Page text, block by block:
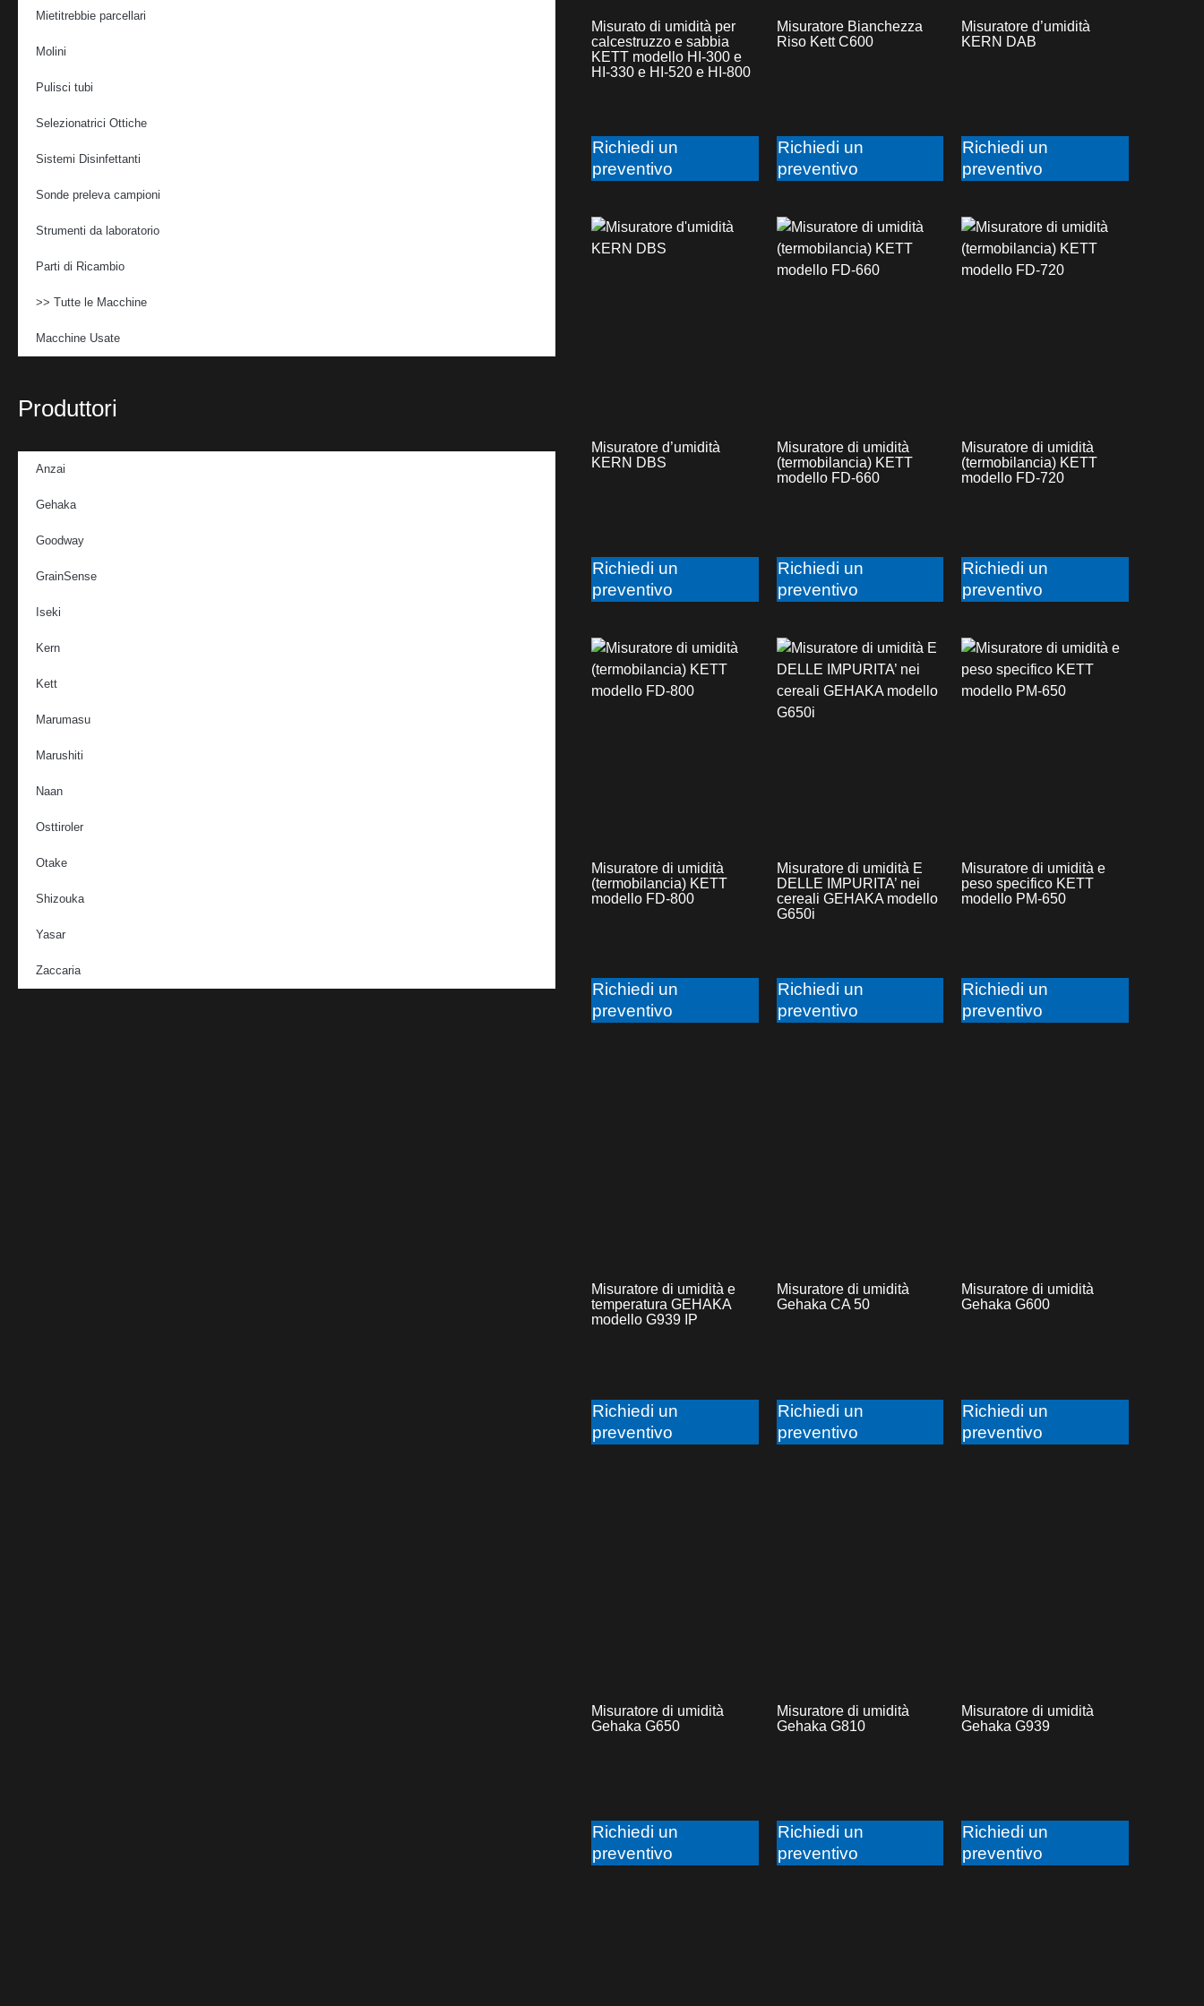
Mietitrebbie parcellari
Molini
Pulisci tubi
Selezionatrici Ottiche
Sistemi Disinfettanti
Sonde preleva campioni
Strumenti da laboratorio
Parti di Ricambio
>> Tutte le Macchine
Macchine Usate
Produttori
Anzai
Gehaka
Goodway
GrainSense
Iseki
Kern
Kett
Marumasu
Marushiti
Naan
Osttiroler
Otake
Shizouka
Yasar
Zaccaria
Misurato di umidità per
calcestruzzo e sabbia
KETT modello HI-300 e
HI-330 e HI-520 e HI-800
Richiedi un
preventivo
Misuratore Bianchezza
Riso Kett C600
Richiedi un
preventivo
Misuratore d’umidità
KERN DAB
Richiedi un
preventivo
Misuratore d’umidità
KERN DBS
Richiedi un
preventivo
Misuratore di umidità
(termobilancia) KETT
modello FD-660
Richiedi un
preventivo
Misuratore di umidità
(termobilancia) KETT
modello FD-720
Richiedi un
preventivo
Misuratore di umidità
(termobilancia) KETT
modello FD-800
Richiedi un
preventivo
Misuratore di umidità E
DELLE IMPURITA’ nei
cereali GEHAKA modello
G650i
Richiedi un
preventivo
Misuratore di umidità e
peso specifico KETT
modello PM-650
Richiedi un
preventivo
Misuratore di umidità e
temperatura GEHAKA
modello G939 IP
Richiedi un
preventivo
Misuratore di umidità
Gehaka CA 50
Richiedi un
preventivo
Misuratore di umidità
Gehaka G600
Richiedi un
preventivo
Misuratore di umidità
Gehaka G650
Richiedi un
preventivo
Misuratore di umidità
Gehaka G810
Richiedi un
preventivo
Misuratore di umidità
Gehaka G939
Richiedi un
preventivo